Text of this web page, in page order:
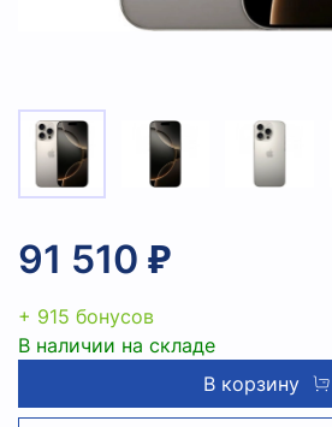
91 510 ₽
+ 915 бонусов
В наличии на складе
В корзину